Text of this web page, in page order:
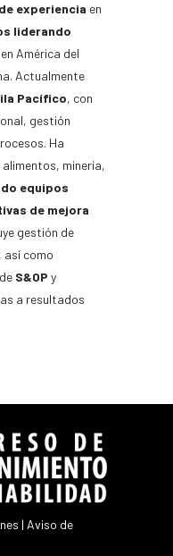
experiencia en
liderando
en América del
Actualmente
Pacífico, con
gestión
Ha
minería,
equipos
de mejora
gestión de
así como
S&OP y
a resultados
| Aviso de